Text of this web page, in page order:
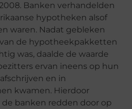
Banken verhandelden
hypotheken alsof
waren. Nadat gebleken
de hypotheekpakketten
was, daalde de waarde
ervan ineens op hun
en in
kwamen. Hierdoor
banken redden door op